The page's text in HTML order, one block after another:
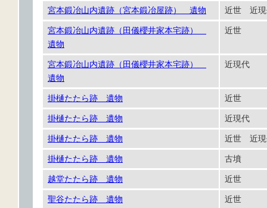
宮本鍛冶山内遺跡（宮本鍛冶屋跡） 遺物 近世 近
宮本鍛冶山内遺跡（田儀櫻井家本宅跡）
遺物
近世
宮本鍛冶山内遺跡（田儀櫻井家本宅跡）
遺物
近現代
掛樋たたら跡 遺物 近世
掛樋たたら跡 遺物 近現代
掛樋たたら跡 遺物 近世 近
掛樋たたら跡 遺物 古墳
越堂たたら跡 遺物 近世
聖谷たたら跡 遺物 近世